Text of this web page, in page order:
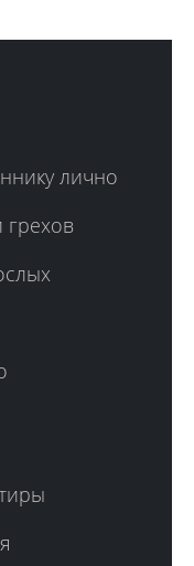
лично
грехов